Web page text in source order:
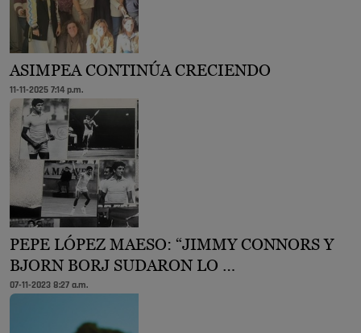
ASIMPEA CONTINÚA CRECIENDO
11-11-2025 7:14 p.m.
PEPE LÓPEZ MAESO: “JIMMY CONNORS Y
BJORN BORJ SUDARON LO …
07-11-2023 8:27 a.m.